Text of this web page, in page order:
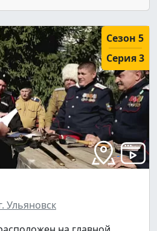
Сезон 5
Серия 3
Ульяновск